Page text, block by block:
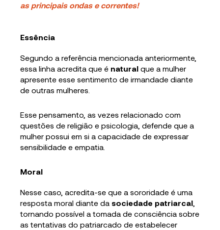
as principais ondas e correntes!
Essência
Segundo a referência mencionada anteriormente,
essa linha acredita que é natural que a mulher
apresente esse sentimento de irmandade diante
de outras mulheres.
Esse pensamento, as vezes relacionado com
questões de religião e psicologia, defende que a
mulher possui em si a capacidade de expressar
sensibilidade e empatia.
Moral
Nesse caso, acredita-se que a sororidade é uma
resposta moral diante da sociedade patriarcal
tornando possível a tomada de consciência sobre
as tentativas do patriarcado de estabelecer